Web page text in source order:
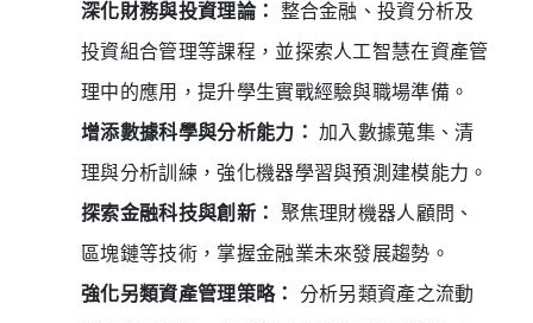
深化財務與投資理論：
整合金融、投資分析及
投資組合管理等課程，並探索人工智慧在資產管
理中的應用，提升學生實戰經驗與職場準備。
增添數據科學與分析能力： 加入數據蒐集、清
理與分析訓練，強化機器學習與預測建模能力。
探索金融科技與創新：
聚焦理財機器人顧問、
區塊鏈等技術，掌握金融業未來發展趨勢。
強化另類資產管理策略：
分析另類資產之流動